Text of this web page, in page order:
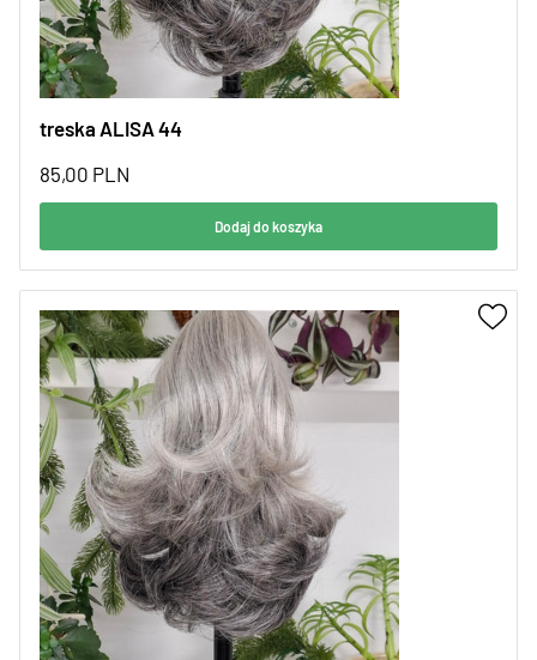
treska ALISA 44
85,00 PLN
Dodaj do koszyka